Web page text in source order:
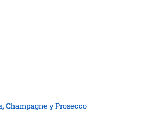
Champagne y Prosecco